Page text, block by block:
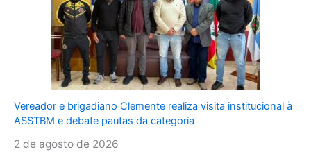
Vereador e brigadiano Clemente realiza visita institucional à
ASSTBM e debate pautas da categoria
2 de agosto de 2026